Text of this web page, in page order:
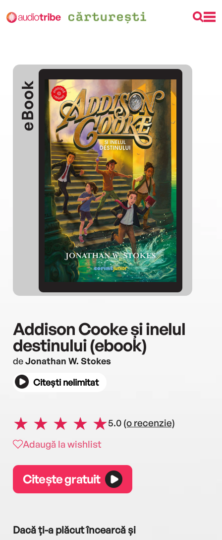
eBook
Addison Cooke și inelul
destinului (ebook)
deJonathan W. Stokes
Citești nelimitat
5.0 (o recenzie)
Adaugă la wishlist
Citește gratuit
Dacă ți-a plăcut încearcă și